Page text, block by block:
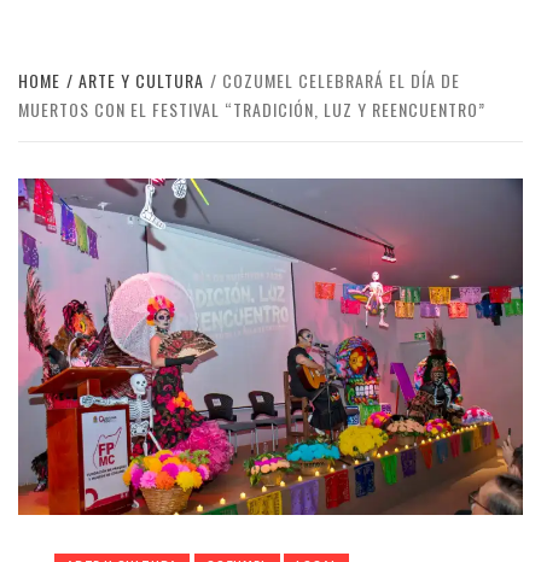
HOME ARTE Y CULTURA
COZUMEL CELEBRARÁ EL DÍA DE
MUERTOS CON EL FESTIVAL “TRADICIÓN, LUZ Y REENCUENTRO”